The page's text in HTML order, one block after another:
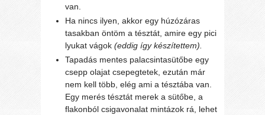
van.
Ha nincs ilyen, akkor egy húzózáras
tasakban öntöm a tésztát, amire egy pici
lyukat vágok(eddig így készítettem).
Tapadás mentes palacsintasütőbe egy
csepp olajat csepegtetek, ezután már
nem kell több, elég ami a tésztába van.
Egy merés tésztát merek a sütőbe, a
flakonból csigavonalat mintázok rá, lehet